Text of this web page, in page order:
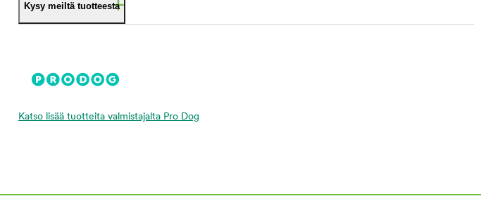
Kysy meiltä tuotteesta
Katso lisää tuotteita valmistajalta Pro Dog